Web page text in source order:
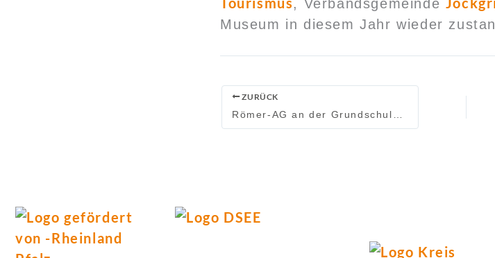
, Verbandsgemeinde
Museum in diesem Jahr wieder
ZURÜCK